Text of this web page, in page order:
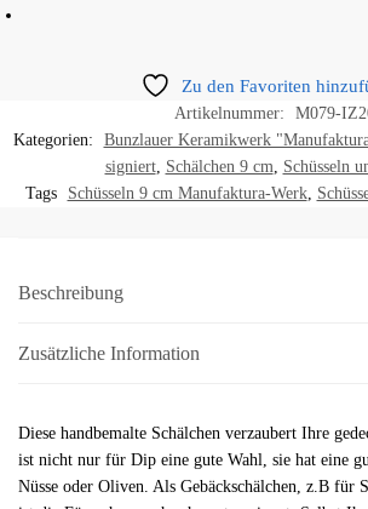
Zu den Favoriten
Artikelnummer:
M079-
Kategorien:
Bunzlauer Keramikwerk
signiert, Schälchen 9 cm, Schüsseln
Tags
Schüsseln 9 cm Manufaktura-Werk,
Beschreibung
Zusätzliche Information
Diese handbemalte Schälchen verzaubert Ihre
ist nicht nur für Dip eine gute Wahl, sie hat eine
Nüsse oder Oliven. Als Gebäckschälchen, z.B für